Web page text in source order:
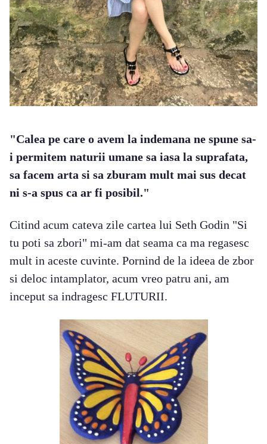
"Calea pe care o avem la indemana ne spune sa-
i permitem naturii umane sa iasa la suprafata,
sa facem arta si sa zburam mult mai sus decat
ni s-a spus ca ar fi posibil."
Citind acum cateva zile cartea lui Seth Godin "Si
tu poti sa zbori" mi-am dat seama ca ma regasesc
mult in aceste cuvinte. Pornind de la ideea de zbor
si deloc intamplator, acum vreo patru ani, am
inceput sa indragesc FLUTURII.